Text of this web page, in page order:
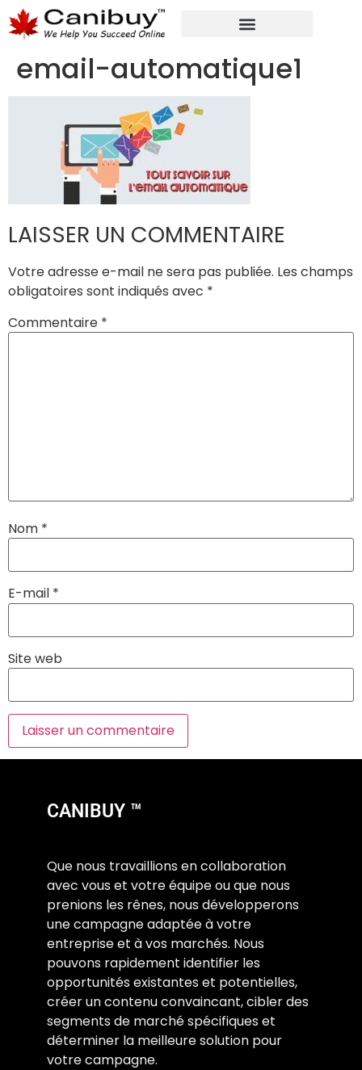
email-automatique1
LAISSER UN COMMENTAIRE
Votre adresse e-mail ne sera pas publiée. Les champs
obligatoires sont indiqués avec *
Commentaire *
Nom *
E-mail *
Site web
CANIBUY ™
Que nous travaillions en collaboration
avec vous et votre équipe ou que nous
prenions les rênes, nous développerons
une campagne adaptée à votre
entreprise et à vos marchés. Nous
pouvons rapidement identifier les
opportunités existantes et potentielles,
créer un contenu convaincant, cibler des
segments de marché spécifiques et
déterminer la meilleure solution pour
votre campagne.